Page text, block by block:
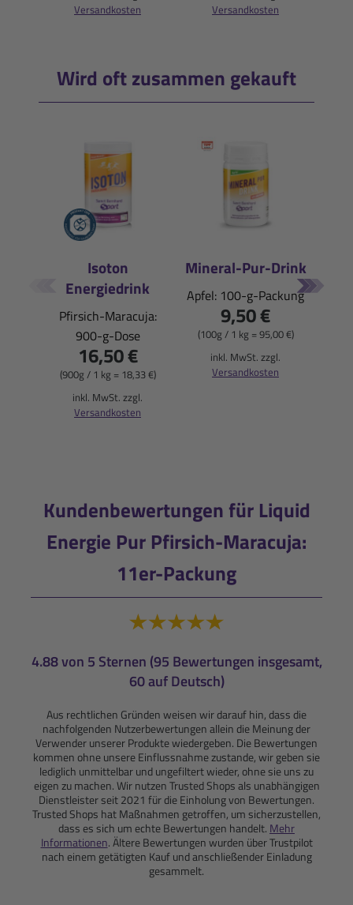
Versandkosten
Versandkosten
Wird oft zusammen gekauft
Isoton
Energiedrink
Pfirsich-Maracuja:
900-g-Dose
16,50 €
(900g / 1 kg = 18,33 €)
inkl. MwSt. zzgl.
Versandkosten
Mineral-Pur-Drink
Apfel: 100-g-Packung
9,50 €
(100g / 1 kg = 95,00 €)
inkl. MwSt. zzgl.
Versandkosten
Kundenbewertungen für Liquid
Energie Pur Pfirsich-Maracuja:
11er-Packung
4.88 von 5 Sternen (95 Bewertungen insgesamt,
60 auf Deutsch)
Aus rechtlichen Gründen weisen wir darauf hin, dass die
nachfolgenden Nutzerbewertungen allein die Meinung der
Verwender unserer Produkte wiedergeben. Die Bewertungen
kommen ohne unsere Einflussnahme zustande, wir geben sie
lediglich unmittelbar und ungefiltert wieder, ohne sie uns zu
eigen zu machen. Wir nutzen Trusted Shops als unabhängigen
Dienstleister seit 2021 für die Einholung von Bewertungen.
Trusted Shops hat Maßnahmen getroffen, um sicherzustellen,
dass es sich um echte Bewertungen handelt. Mehr
Informationen. Ältere Bewertungen wurden über Trustpilot
nach einem getätigten Kauf und anschließender Einladung
gesammelt.